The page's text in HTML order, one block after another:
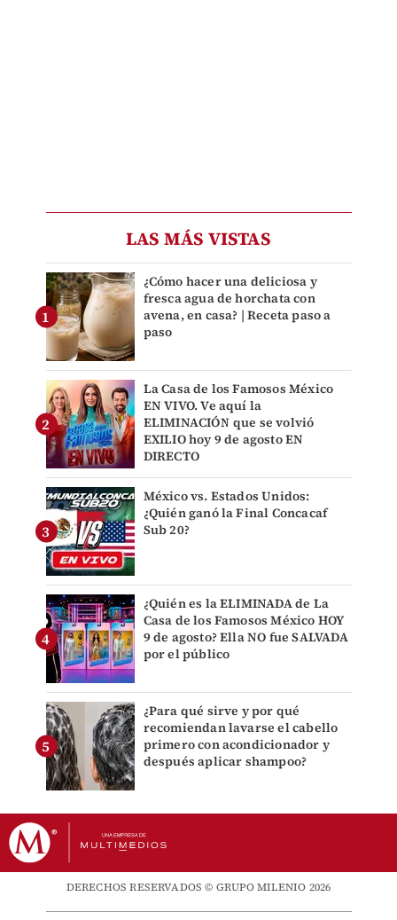
LAS MÁS VISTAS
¿Cómo hacer una deliciosa y
fresca agua de horchata con
avena, en casa? | Receta paso a
paso
La Casa de los Famosos México
EN VIVO. Ve aquí la
ELIMINACIÓN que se volvió
EXILIO hoy 9 de agosto EN
DIRECTO
México vs. Estados Unidos:
¿Quién ganó la Final Concacaf
Sub 20?
¿Quién es la ELIMINADA de La
Casa de los Famosos México HOY
9 de agosto? Ella NO fue SALVADA
por el público
¿Para qué sirve y por qué
recomiendan lavarse el cabello
primero con acondicionador y
después aplicar shampoo?
DERECHOS RESERVADOS © GRUPO MILENIO 2026